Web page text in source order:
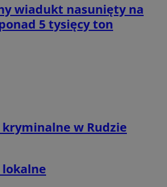
wiadukt nasunięty na
5 tysięcy ton
w Rudzie